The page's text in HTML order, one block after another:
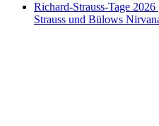
Richard-Strauss-Tage
Strauss und Bülows